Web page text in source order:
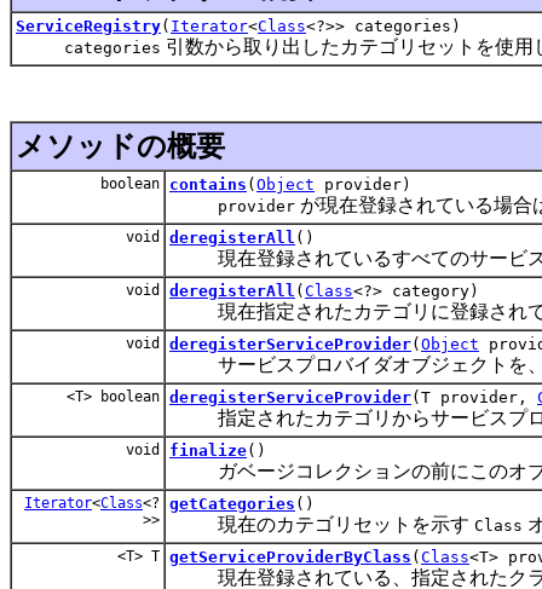
ServiceRegistry( Iterator<Class<?>> categories)
categories 引数から取り出したカテゴリセットを使用
メソッドの概要
boolean contains ( Object provider)
provider が現在登録されている場合
void deregisterAll ()
現在登録されているすべてのサービス
void deregisterAll ( Class<?> category)
現在指定されたカテゴリに登録されて
void deregisterServiceProvider( Object
サービスプロバイダオブジェクトを、
<T> boolean deregisterServiceProvider(T provider,
指定されたカテゴリからサービスプロ
void finalize()
ガベージコレクションの前にこのオブ
Iterator<Class<?
>>
getCategories ()
現在のカテゴリセットを示す Class
<T> T getServiceProviderByClass ( Class<T>
現在登録されている、指定されたクラ